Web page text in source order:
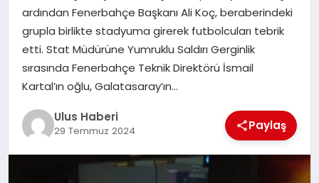
SPOR
ardından Fenerbahçe Başkanı Ali Koç, beraberindeki
grupla birlikte stadyuma girerek futbolcuları tebrik
etti. Stat Müdürüne Yumruklu Saldırı Gerginlik
sırasında Fenerbahçe Teknik Direktörü İsmail
Kartal’ın oğlu, Galatasaray’ın…
Ulus Haberi
29 Temmuz 2024 Paylaş